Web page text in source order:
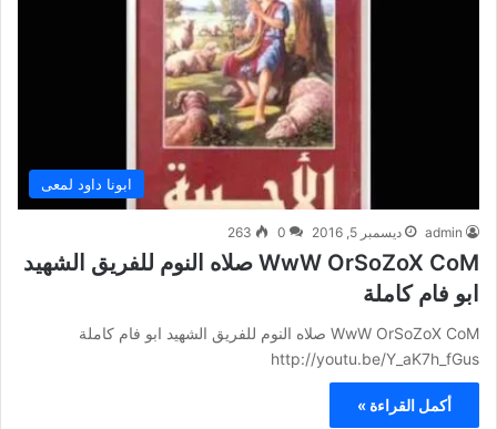
ابونا داود لمعى
admin ديسمبر 5, 2016 0
263
WwW OrSoZoX CoM صلاه النوم للفريق الشهيد
ابو فام كاملة
WwW OrSoZoX CoM صلاه النوم للفريق الشهيد ابو فام كاملة
http://youtu.be/Y_aK7h_fGus
أكمل القراءة »